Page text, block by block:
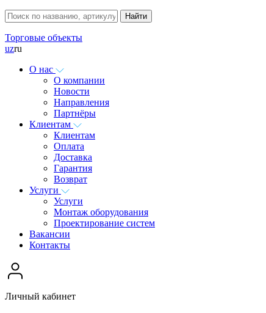
Торговые объекты
uzru
О нас
О компании
Новости
Направления
Партнёры
Клиентам
Клиентам
Оплата
Доставка
Гарантия
Возврат
Услуги
Услуги
Монтаж оборудования
Проектирование систем
Вакансии
Контакты
Личный кабинет